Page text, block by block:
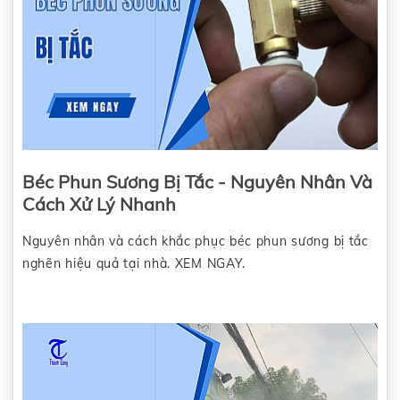
Béc Phun Sương Bị Tắc - Nguyên Nhân Và
Cách Xử Lý Nhanh
Nguyên nhân và cách khắc phục béc phun sương bị tắc
nghẽn hiệu quả tại nhà. XEM NGAY.